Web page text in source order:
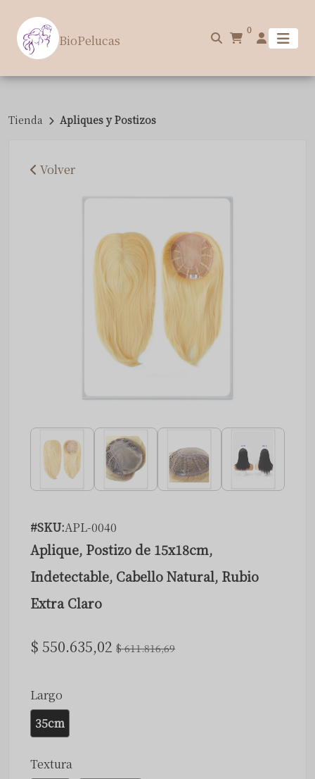
BioPelucas
0
Tienda Apliques y Postizos
Volver
#SKU:APL-0040
Aplique, Postizo de 15x18cm,
Indetectable, Cabello Natural, Rubio
Extra Claro
$ 550.635,02 $ 611.816,69
Largo
35cm
Textura